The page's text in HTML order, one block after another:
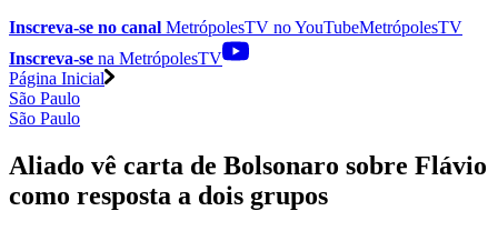
Inscreva-se no canal MetrópolesTV noYouTubeMetrópolesTV
Inscreva-se na MetrópolesTV
Página Inicial
São Paulo
São Paulo
Aliado vê carta de Bolsonaro sobre Flávio
como resposta a dois grupos